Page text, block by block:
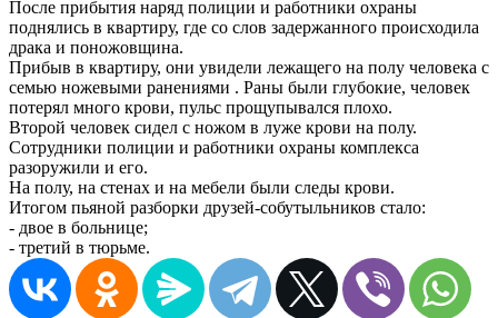
После прибытия наряд полиции и работники охраны
поднялись в квартиру, где со слов задержанного происходила
драка и поножовщина.
Прибыв в квартиру, они увидели лежащего на полу человека с
семью ножевыми ранениями . Раны были глубокие, человек
потерял много крови, пульс прощупывался плохо.
Второй человек сидел с ножом в луже крови на полу.
Сотрудники полиции и работники охраны комплекса
разоружили и его.
На полу, на стенах и на мебели были следы крови.
Итогом пьяной разборки друзей-собутыльников стало:
- двое в больнице;
- третий в тюрьме.